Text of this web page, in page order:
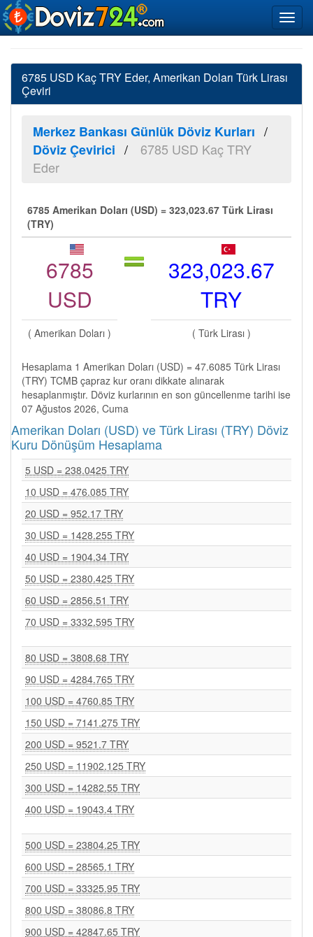
6785 USD Kaç TRY Eder, Amerikan Doları Türk Lirası
Çeviri
Merkez Bankası Günlük Döviz Kurları
Döviz Çevirici
6785 USD Kaç TRY
Eder
6785 Amerikan Doları (USD) = 323,023.67 Türk Lirası
(TRY)
6785
USD
323,023.67
TRY
( Amerikan Doları ) ( Türk Lirası )
Hesaplama 1 Amerikan Doları (USD) = 47.6085 Türk Lirası
(TRY) TCMB çapraz kur oranı dikkate alınarak
hesaplanmıştır. Döviz kurlarının en son güncellenme tarihi ise
07 Ağustos 2026, Cuma
Amerikan Doları (USD) ve Türk Lirası (TRY) Döviz
Kuru Dönüşüm Hesaplama
5 USD = 238.0425 TRY
10 USD = 476.085 TRY
20 USD = 952.17 TRY
30 USD = 1428.255 TRY
40 USD = 1904.34 TRY
50 USD = 2380.425 TRY
60 USD = 2856.51 TRY
70 USD = 3332.595 TRY
80 USD = 3808.68 TRY
90 USD = 4284.765 TRY
100 USD = 4760.85 TRY
150 USD = 7141.275 TRY
200 USD = 9521.7 TRY
250 USD = 11902.125 TRY
300 USD = 14282.55 TRY
400 USD = 19043.4 TRY
500 USD = 23804.25 TRY
600 USD = 28565.1 TRY
700 USD = 33325.95 TRY
800 USD = 38086.8 TRY
900 USD = 42847.65 TRY